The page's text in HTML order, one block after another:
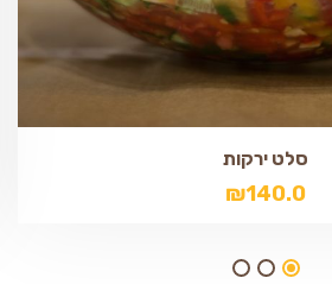
סלט ירקות
₪140.0